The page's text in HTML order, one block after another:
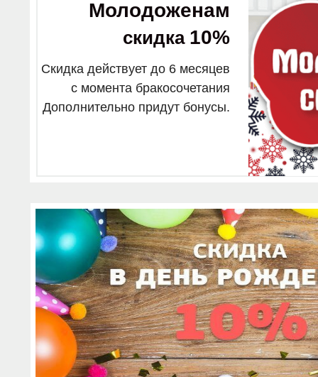
Молодоженам
скидка 10%
Скидка действует до 6 месяцев
с момента бракосочетания
Дополнительно придут бонусы.